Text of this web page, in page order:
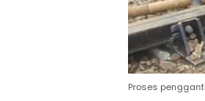
Proses